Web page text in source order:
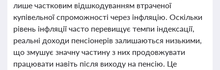
лише частковим відшкодуванням втраченої
купівельної спроможності через інфляцію. Оскільки
рівень інфляції часто перевищує темпи індексації,
реальні доходи пенсіонерів залишаються низькими,
що змушує значну частину з них продовжувати
працювати навіть після виходу на пенсію. Це